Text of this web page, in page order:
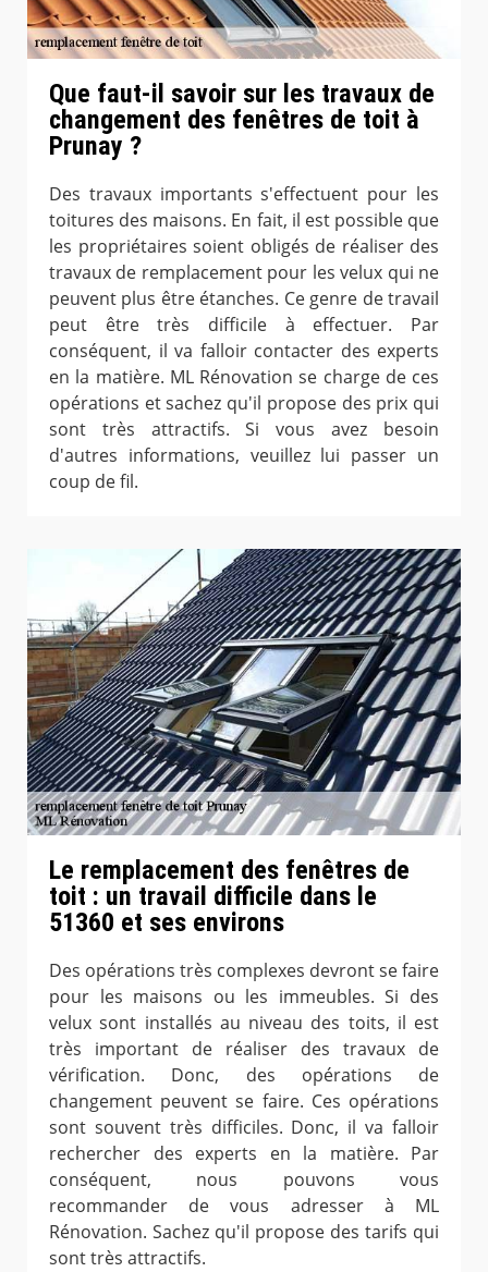
Que faut-il savoir sur les travaux de
changement des fenêtres de toit à
Prunay ?
Des travaux importants s'effectuent pour les
toitures des maisons. En fait, il est possible que
les propriétaires soient obligés de réaliser des
travaux de remplacement pour les velux qui ne
peuvent plus être étanches. Ce genre de travail
peut être très difficile à effectuer. Par
conséquent, il va falloir contacter des experts
en la matière. ML Rénovation se charge de ces
opérations et sachez qu'il propose des prix qui
sont très attractifs. Si vous avez besoin
d'autres informations, veuillez lui passer un
coup de fil.
Le remplacement des fenêtres de
toit : un travail difficile dans le
51360 et ses environs
Des opérations très complexes devront se faire
pour les maisons ou les immeubles. Si des
velux sont installés au niveau des toits, il est
très important de réaliser des travaux de
vérification. Donc, des opérations de
changement peuvent se faire. Ces opérations
sont souvent très difficiles. Donc, il va falloir
rechercher des experts en la matière. Par
conséquent, nous pouvons vous
recommander de vous adresser à ML
Rénovation. Sachez qu'il propose des tarifs qui
sont très attractifs.